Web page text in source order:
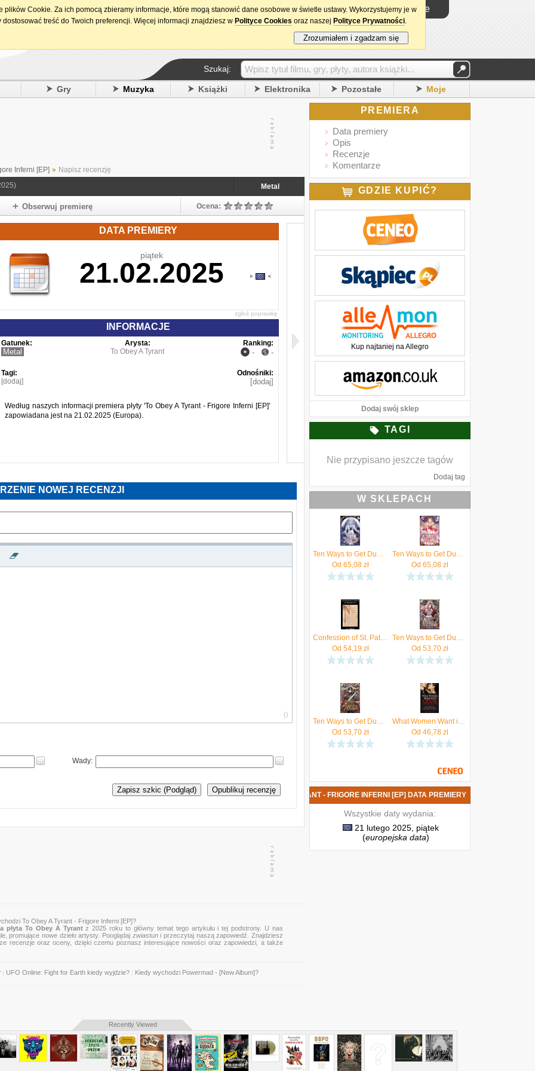
15. urodziny DataPremiery.pl Logowanie
Szukaj:
Gry Muzyka Książki Elektronika Pozostałe Moje
Inferni [EP] » Napisz recenzję
Metal
Obserwuj premierę Ocena:
DATA PREMIERY
piątek
21.02.2025
zgłoś poprawkę
INFORMACJE
Gatunek:
Metal
Arysta:
To Obey A Tyrant
Ranking:
- -
Tagi:
[dodaj]
Odnośniki:
[dodaj]
Według naszych informacji premiera płyty 'To Obey A Tyrant - Frigore Inferni [EP]'
zapowiadana jest na 21.02.2025 (Europa).
NOWEJ RECENZJI
Wady:
Opublikuj recenzję
Zapisz szkic (Podgląd)
To Obey A Tyrant - Frigore Inferni [EP]?
płyta To Obey A Tyrantz 2025 roku to główny temat tego artykułu i tej podstrony. U nas
promujące nowe dzieło artysty. Pooglądaj zwiastuni przeczytaj naszą zapowiedź. Znajdziesz
recenzje oraz oceny, dzięki czemu poznasz interesujące nowości oraz zapowiedzi, a także
UFO Online: Fight for Earth kiedy wyjdzie? Kiedy wychodzi Powermad - [New Album]?
PREMIERA
Data premiery
Opis
Recenzje
Komentarze
GDZIE KUPIĆ?
Kup najtaniej na Allegro
Dodaj swój sklep
TAGI
Nie przypisano jeszcze tagów
Dodaj tag
W SKLEPACH
Ten Ways to Get Dumped by a Tyrant: Volume II (Light Novel)
Od 65,08zł
Ten Ways to Get Dumped by a Tyrant
Od 65,08zł
Confession of St. Patrick and Related Texts Including His Epistle to the Christian Subjects of the Tyrant Coroticus, St. Fiech's Metrical Life of St.
Od 54,19 zł
Ten Ways to Get Dumped by a Tyrant
Od 53,70zł
Ten Ways to Get Dumped by a Tyrant
Od 53,70zł
What Women Want in a Man: How to Become the Confident Man That Women Respect, Desire Sexually, and Want to Obey...in Every Way
Od 46,78zł
NOWA PŁYTA TO OBEY A TYRANT - FRIGORE INFERNI [EP] DATA PREMIERY
Wszystkie daty wydania:
21 lutego 2025, piątek
(europejska data)
Recently Viewed
Cookie. Za ich pomocą zbieramy informacje, które mogą stanowić dane osobowe w świetle ustawy. Wykorzystujemy je w
treść do Twoich preferencji. Więcej informacji znajdziesz w Polityce Cookies oraz naszej Polityce Prywatności.
Zrozumiałem i zgadzam się